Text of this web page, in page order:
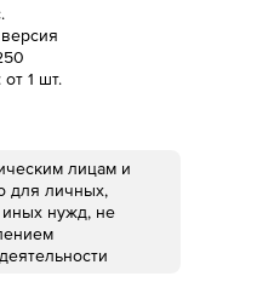
1 шт.
лицам и
для личных,
нужд, не